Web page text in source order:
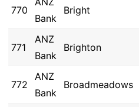
770
Bank
Bright
771
ANZ
Bank
Brighton
772
ANZ
Bank
Broadmeadows